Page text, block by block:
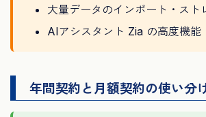
大量データのインポート・スト
AIアシスタント Zia の高度機能
年間契約と月額契約の使い分